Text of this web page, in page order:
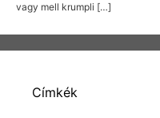
vagy mell krumpli […]
Címkék